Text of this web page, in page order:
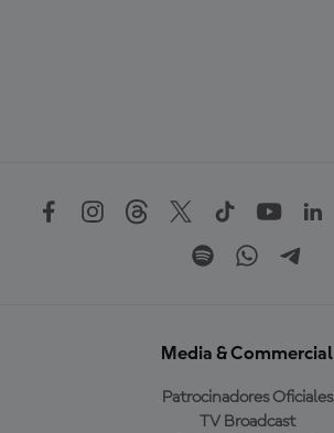
Media & Commercial
Patrocinadores Oficiales
TV Broadcast